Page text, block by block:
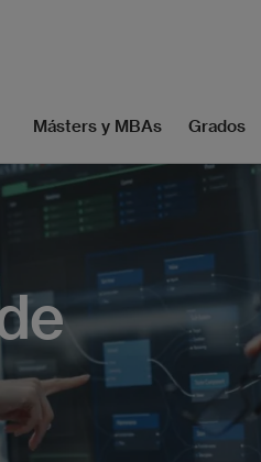
Másters y MBAs Grados